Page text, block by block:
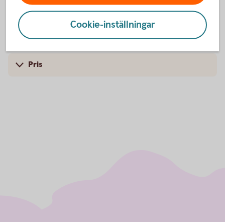
personer du bestämt ska få dina pengar vid dödsfall. All
utbetalning är skattefri.
Pris
Cookie-inställningar